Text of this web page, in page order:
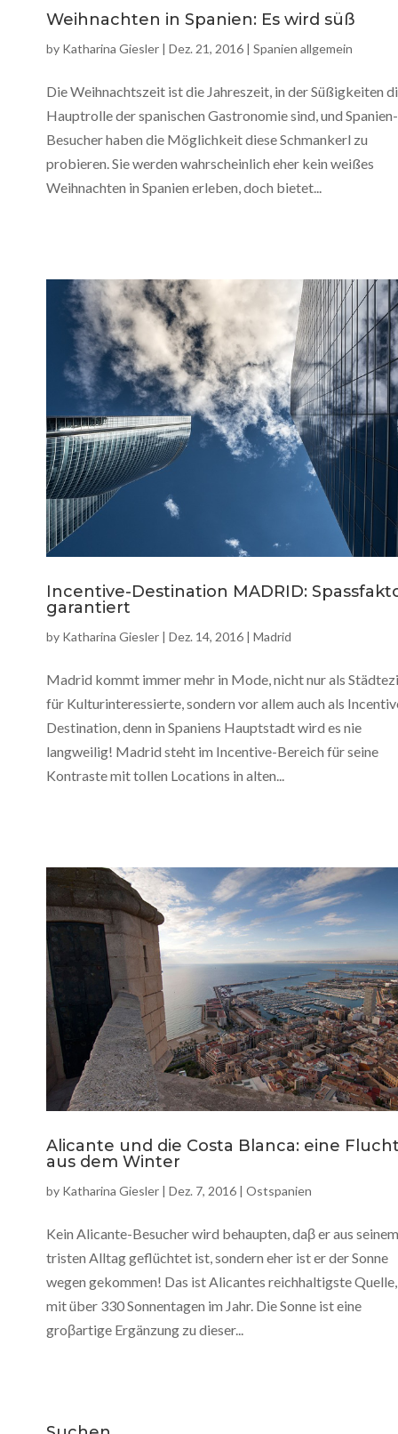
Weihnachten in Spanien: Es wird süß
by Katharina Giesler | Dez. 21, 2016 | Spanien allgemein
Die Weihnachtszeit ist die Jahreszeit, in der Süßigkeiten
Hauptrolle der spanischen Gastronomie sind, und Spanien-
Besucher haben die Möglichkeit diese Schmankerl zu
probieren. Sie werden wahrscheinlich eher kein weißes
Weihnachten in Spanien erleben, doch bietet...
Incentive-Destination MADRID:
garantiert
by Katharina Giesler | Dez. 14, 2016 | Madrid
Madrid kommt immer mehr in Mode, nicht nur als
für Kulturinteressierte, sondern vor allem auch als
Destination, denn in Spaniens Hauptstadt wird es nie
langweilig! Madrid steht im Incentive-Bereich für seine
Kontraste mit tollen Locations in alten...
Alicante und die Costa Blanca: eine
aus dem Winter
by Katharina Giesler Dez. 7, 2016 Ostspanien
Kein Alicante-Besucher wird behaupten, daβ er aus seinem
tristen Alltag geflüchtet ist, sondern eher ist er der Sonne
wegen gekommen! Das ist Alicantes reichhaltigste Quelle,
mit über 330 Sonnentagen im Jahr. Die Sonne ist eine
groβartige Ergänzung zu dieser...